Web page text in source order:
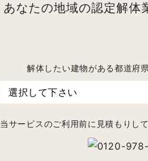
あなたの地域の認定解体
解体したい建物がある都道府県
当サービスのご利用前に見積もりし